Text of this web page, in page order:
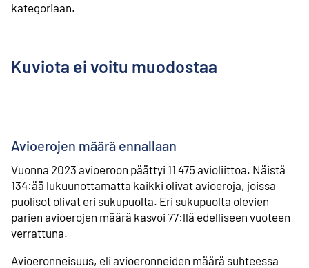
kategoriaan.
Kuviota ei voitu muodostaa
Avioerojen määrä ennallaan
Vuonna 2023 avioeroon päättyi 11 475 avioliittoa. Näistä
134:ää lukuunottamatta kaikki olivat avioeroja, joissa
puolisot olivat eri sukupuolta. Eri sukupuolta olevien
parien avioerojen määrä kasvoi 77:llä edelliseen vuoteen
verrattuna.
Avioeronneisuus, eli avioeronneiden määrä suhteessa